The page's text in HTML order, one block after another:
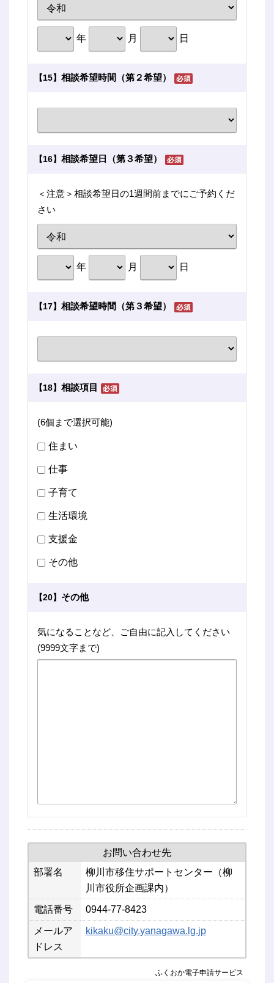
年 月 日
【15】 相談希望時間（第２希望）
【16】 相談希望日（第３希望）
＜注意＞相談希望日の1週間前までにご予約くだ
さい
年 月 日
【17】 相談希望時間（第３希望）
【18】 相談項目
(6個まで選択可能)
住まい
仕事
子育て
生活環境
支援金
その他
【20】 その他
気になることなど、ご自由に記入してください
(9999文字まで)
お問い合わせ先
部署名
柳川市移住サポートセンター（柳
川市役所企画課内）
電話番号 0944-77-8423
メールア
ドレス
kikaku@city.yanagawa.lg.jp
ふくおか電子申請サービス